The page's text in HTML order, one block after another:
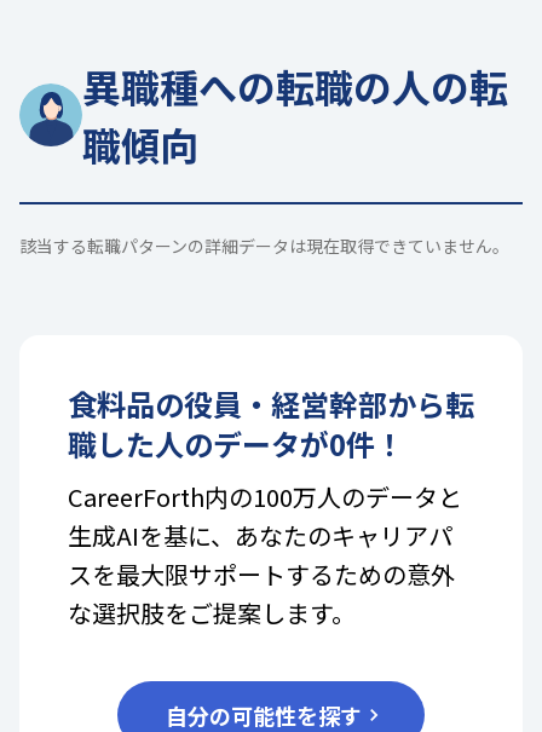
異職種への転職の人の転
職傾向
該当する転職パターンの詳細データは現在取得できていません。
食料品の役員・経営幹部から転
職した人のデータが0件！
CareerForth内の100万人のデータと
生成AIを基に、あなたのキャリアパ
スを最大限サポートするための意外
な選択肢をご提案します。
自分の可能性を探す